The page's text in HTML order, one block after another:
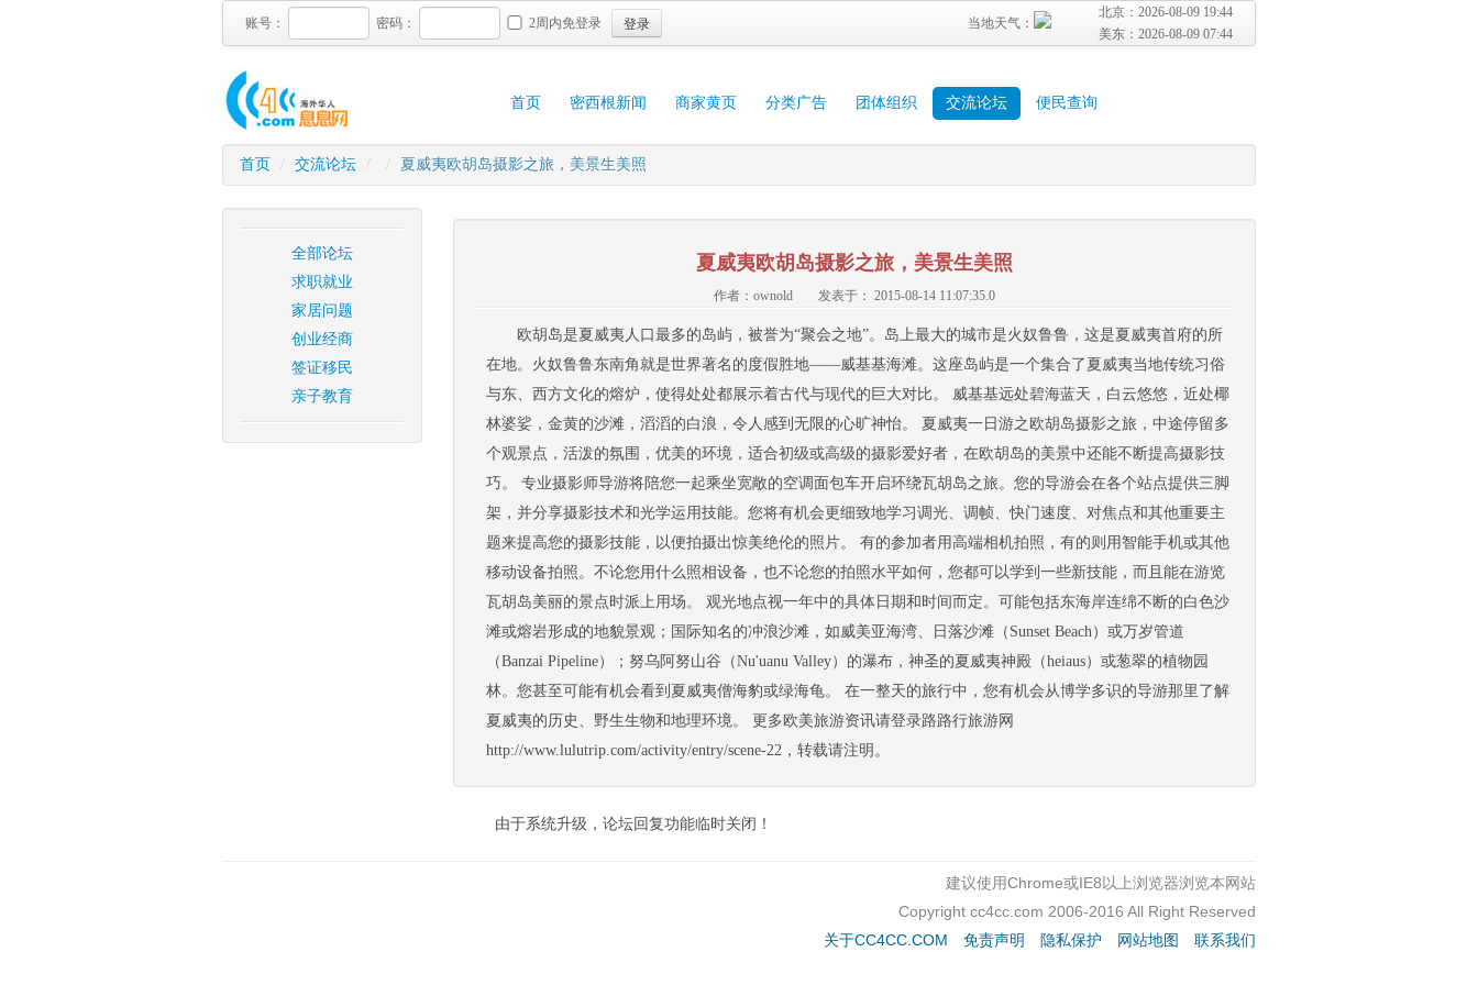
账号： 密码： 2周内免登录 登录
北京： 2026-08-09 19:44
美东： 2026-08-09 07:44
当地天气：
首页 密西根新闻 商家黄页 分类广告 团体组织 交流论坛 便民查询
首页 / 交流论坛 / / 夏威夷欧胡岛摄影之旅，美景生美照
全部论坛
求职就业
家居问题
创业经商
签证移民
亲子教育
夏威夷欧胡岛摄影之旅，美景生美照
作者：ownold 发表于： 2015-08-14 11:07:35.0
欧胡岛是夏威夷人口最多的岛屿，被誉为“聚会之地”。岛上最大的城市是火奴鲁鲁，这是夏威夷首府的所
在地。火奴鲁鲁东南角就是世界著名的度假胜地――威基基海滩。这座岛屿是一个集合了夏威夷当地传统习俗
与东、西方文化的熔炉，使得处处都展示着古代与现代的巨大对比。 威基基远处碧海蓝天，白云悠悠，近处椰
林婆娑，金黄的沙滩，滔滔的白浪，令人感到无限的心旷神怡。 夏威夷一日游之欧胡岛摄影之旅，中途停留多
个观景点，活泼的氛围，优美的环境，适合初级或高级的摄影爱好者，在欧胡岛的美景中还能不断提高摄影技
巧。 专业摄影师导游将陪您一起乘坐宽敞的空调面包车开启环绕瓦胡岛之旅。您的导游会在各个站点提供三脚
架，并分享摄影技术和光学运用技能。您将有机会更细致地学习调光、调帧、快门速度、对焦点和其他重要主
题来提高您的摄影技能，以便拍摄出惊美绝伦的照片。 有的参加者用高端相机拍照，有的则用智能手机或其他
移动设备拍照。不论您用什么照相设备，也不论您的拍照水平如何，您都可以学到一些新技能，而且能在游览
瓦胡岛美丽的景点时派上用场。 观光地点视一年中的具体日期和时间而定。可能包括东海岸连绵不断的白色沙
滩或熔岩形成的地貌景观；国际知名的冲浪沙滩，如威美亚海湾、日落沙滩（Sunset Beach）或万岁管道
（Banzai Pipeline）；努乌阿努山谷（Nu'uanu Valley）的瀑布，神圣的夏威夷神殿（heiaus）或葱翠的植物园
林。您甚至可能有机会看到夏威夷僧海豹或绿海龟。 在一整天的旅行中，您有机会从博学多识的导游那里了解
夏威夷的历史、野生生物和地理环境。 更多欧美旅游资讯请登录路路行旅游网
http://www.lulutrip.com/activity/entry/scene-22，转载请注明。
由于系统升级，论坛回复功能临时关闭！
建议使用Chrome或IE8以上浏览器浏览本网站
Copyright cc4cc.com 2006-2016 All Right Reserved
关于CC4CC.COM
免责声明 隐私保护 网站地图 联系我们